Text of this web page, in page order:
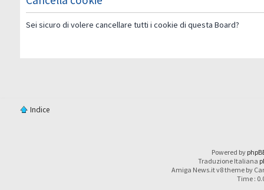
Sei sicuro di volere cancellare tutti i cookie di questa Board?
Indice
Powered by
Traduzione Italiana
Amiga News.it v8 theme by
Time :